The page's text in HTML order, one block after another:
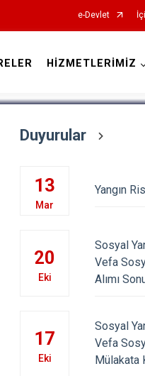
e-Devlet
Ahmetli
Alaşehir
Demirci
Kırkağaç
HİZMETLERİMİZ
10.11.2022
Duyurular
13
Mar
Yangın
20
Eki
Sosyal
Vefa
Alımı
17
Eki
Sosyal
Vefa
Mülakata